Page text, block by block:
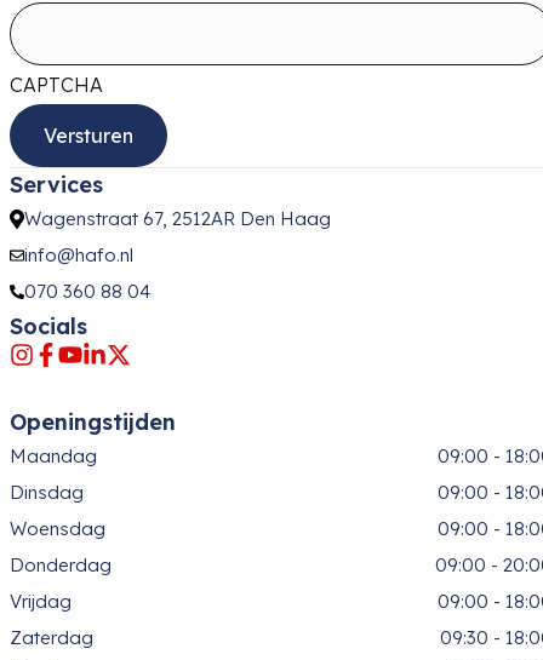
CAPTCHA
Services
Wagenstraat 67, 2512AR Den Haag
info@hafo.nl
070 360 88 04
Socials
Openingstijden
Maandag
09:00 -
Dinsdag
09:00 -
Woensdag
09:00 -
Donderdag
09:00 -
Vrijdag
09:00 -
Zaterdag
09:30 -